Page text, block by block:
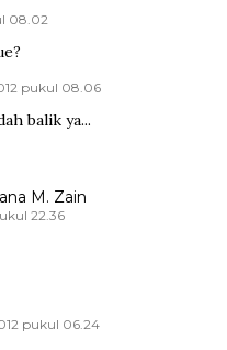
08.02
pukul 08.06
balik ya...
M. Zain
22.36
pukul 06.24